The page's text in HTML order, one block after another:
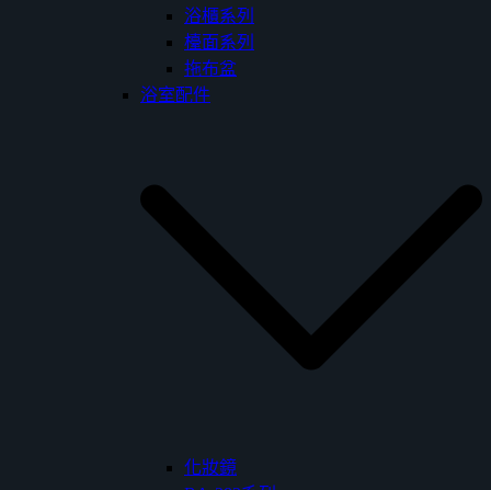
浴櫃系列
檯面系列
拖布盆
浴室配件
化妝鏡